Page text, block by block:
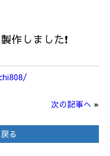
作しました❗
次の記事へ »
る